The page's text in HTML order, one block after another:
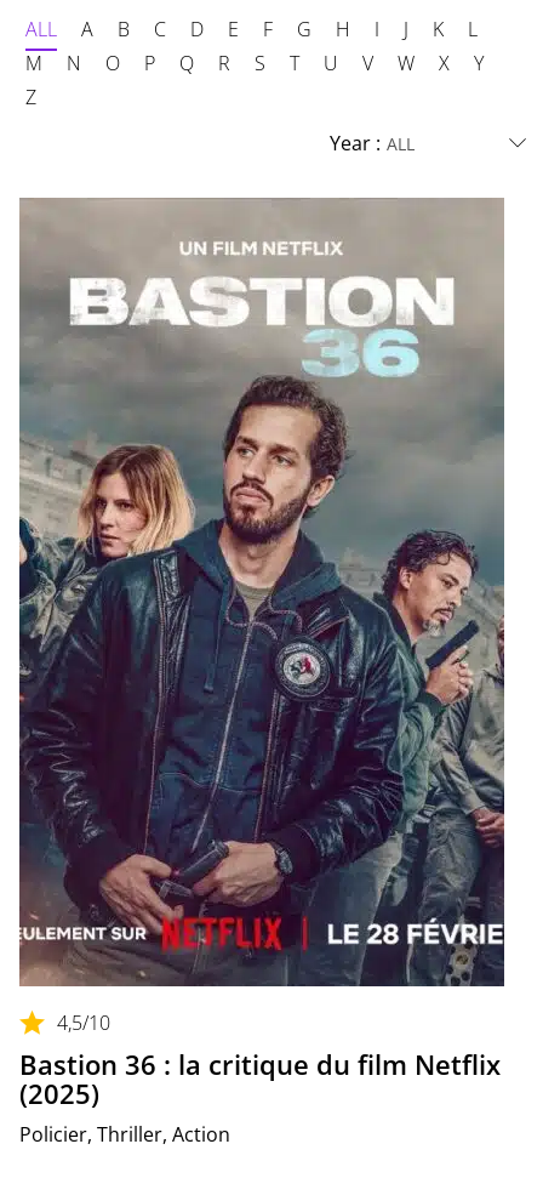
ALL A B C D E F G H I J K
L
M
N O P Q R S T U V W X
Y
Z
Year :
4,5/10
Bastion 36 : la critique du film Netflix
(2025)
Policier, Thriller, Action